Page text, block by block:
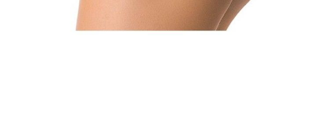
Jak złożyć zamówienie
POWIADOM MNIE O DOSTĘPNOŚCI